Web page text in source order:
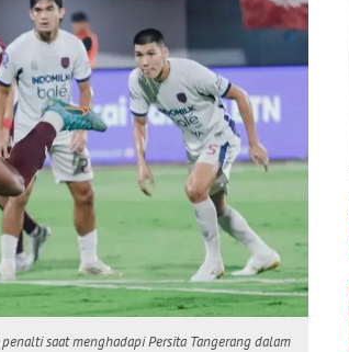
saat menghadapi Persita Tangerang dalam